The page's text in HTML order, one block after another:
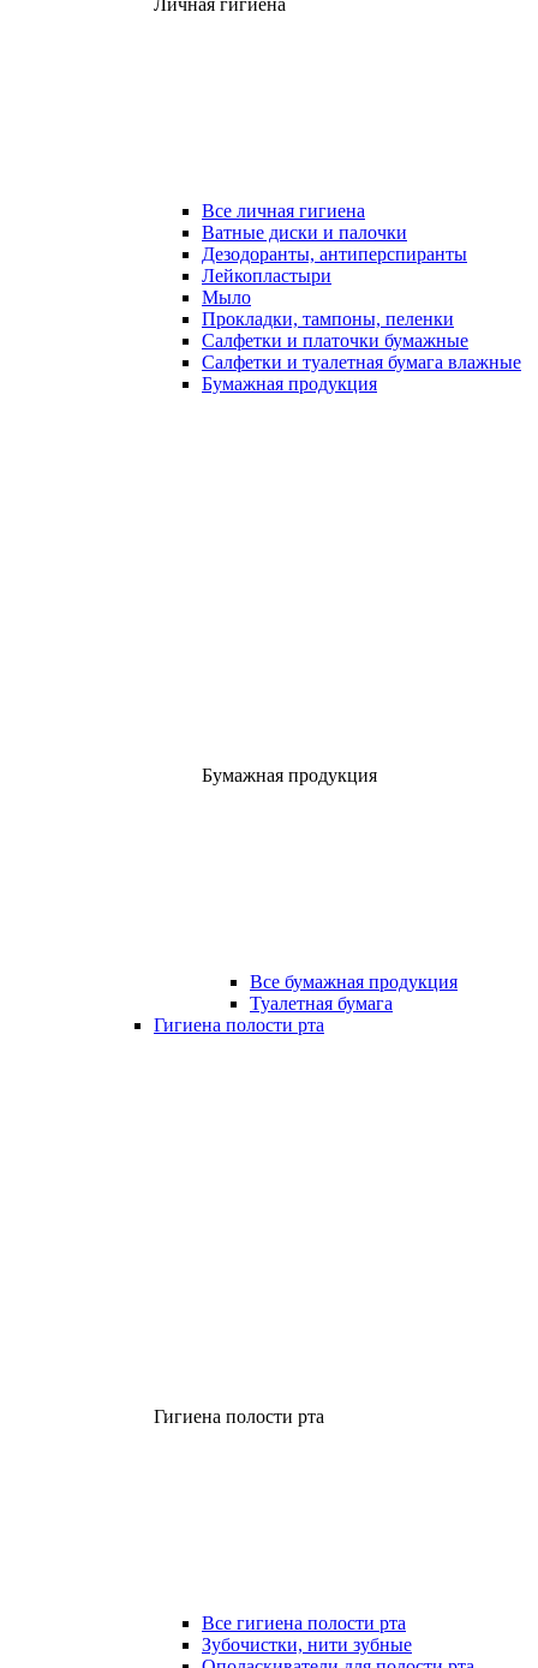
Личная гигиена
Все личная гигиена
Ватные диски и палочки
Дезодоранты, антиперспиранты
Лейкопластыри
Мыло
Прокладки, тампоны, пеленки
Салфетки и платочки бумажные
Салфетки и туалетная бумага влажные
Бумажная продукция
Бумажная продукция
Все бумажная продукция
Туалетная бумага
Гигиена полости рта
Гигиена полости рта
Все гигиена полости рта
Зубочистки, нити зубные